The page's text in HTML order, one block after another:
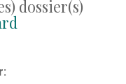
dossier(s)